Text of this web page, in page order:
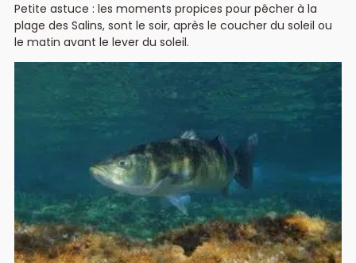
Petite astuce : les moments propices pour pêcher à la
plage des Salins, sont le soir, après le coucher du soleil ou
le matin avant le lever du soleil.
Où pêcher à Giens et les îles d’or ?